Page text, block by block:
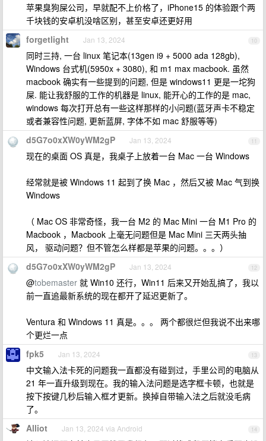
苹果臭狗屎公司，早就配不上价格了，iPhone15 的体验跟个两
千块钱的安卓机没啥区别，甚至安卓还更好用
10
forgetlight Jan 13, 2024
同时三持, 一台 linux 笔记本(13gen i9 + 5000 ada 128gb),
Windows 台式机(5950x + 3080), 和 m1 max macbook. 虽然
macbook 确实有一些提到的问题, 但是 windows11 更是一坨狗
屎. 能让我舒服的工作的机器是 linux, 能开心的工作的是 mac,
windows 每次打开总有一些这样那样的小问题(蓝牙声卡不稳定
或者兼容性问题, 更新蓝屏, 字体不如 mac 舒服等等)
11
d5G7o0xXW0yWM2gP Jan 13, 2024
现在的桌面 OS 真是，我桌子上放着一台 Mac 一台 Windows
经常就是被 Windows 11 起到了换 Mac ，然后又被 Mac 气到换
Windows
（ Mac OS 非常奇怪，我一台 M2 的 Mac Mini 一台 M1 Pro 的
Macbook ，Macbook 上毫无问题但是 Mac Mini 三天两头抽
风， 驱动问题？但不管怎么样都是苹果的问题。。。）
12
d5G7o0xXW0yWM2gP Jan 13, 2024
@tobemaster 就 Win10 还行，Win11 后来又开始乱搞了，我以
前一直追最新系统的现在都开了延迟更新了。
Ventura 和 Windows 11 真是。。。 两个都很烂但我说不出来哪
个更烂一点
13
fpk5 Jan 13, 2024
中文输入法卡死的问题我一直都没有碰到过，手里公司的电脑从
21 年一直升级到现在。我的输入法问题是选字框卡顿，也就是
按下按键几秒后输入框才更新。换掉自带输入法之后就没毛病
了。
14
Alliot Jan 13, 2024 via Android